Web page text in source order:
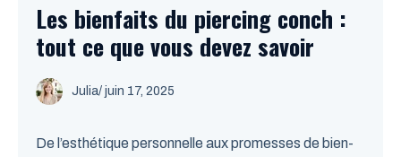
Les bienfaits du piercing conch :
tout ce que vous devez savoir
Julia/ juin 17, 2025
De l’esthétique personnelle aux promesses de bien-